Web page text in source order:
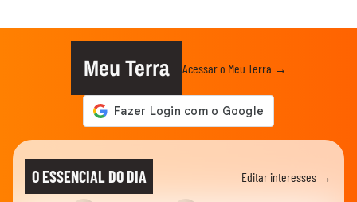
Meu Terra Acessar o Meu Terra →
O ESSENCIAL DO DIA Editar interesses →